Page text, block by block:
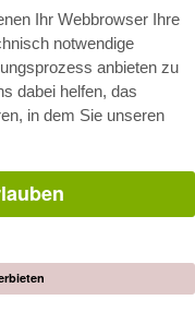
Ihr Webbrowser Ihre
notwendige
anbieten zu
dabei helfen, das
in dem Sie unseren